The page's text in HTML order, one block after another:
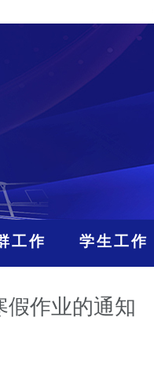
工作 学生工作
假作业的通知